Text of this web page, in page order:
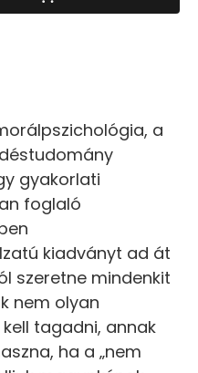
a
gyakorlati
foglaló
kiadványt ad át
szeretne mindenkit
nem olyan
tagadni, annak
ha a „nem